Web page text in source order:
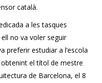
català.
a les tasques
no va voler seguir
preferir estudiar a l’escola
obtenint el títol de mestre
de Barcelona, el 8